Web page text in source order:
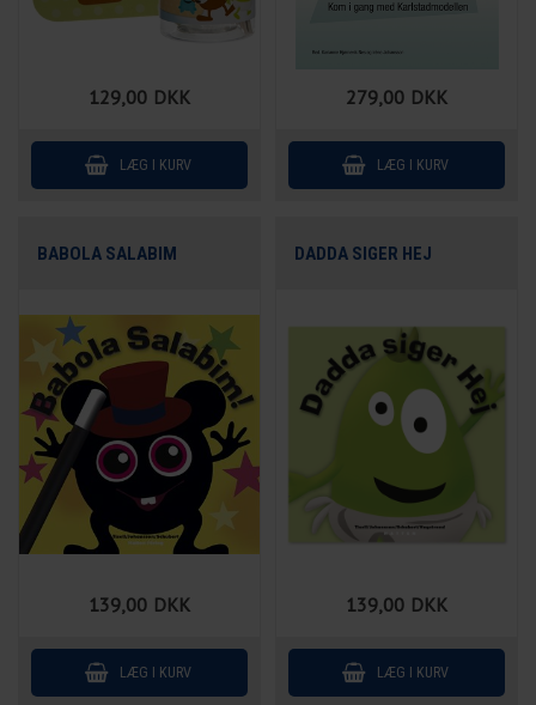
129,00 DKK 279,00 DKK
BABOLA SALABIM
139,00 DKK
DADDA SIGER HEJ
139,00 DKK